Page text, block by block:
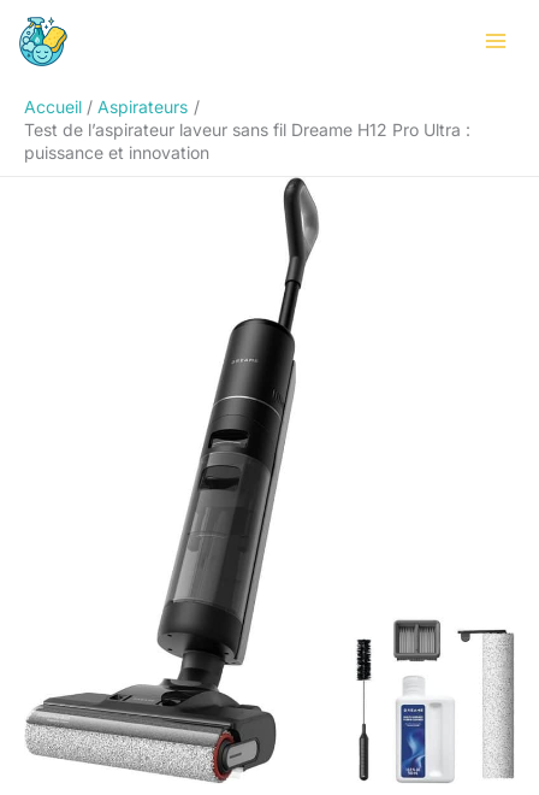
Aller
Accueil
Aspirateurs
Test de l’aspirateur laveur sans fil Dreame H12 Pro Ultra :
puissance et innovation
Rechercher